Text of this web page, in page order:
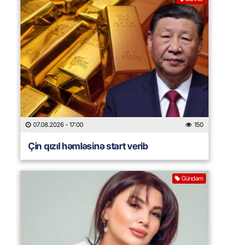
07.08.2026 - 17:00 150
Çin qızıl həmləsinə start verib
Gündəm